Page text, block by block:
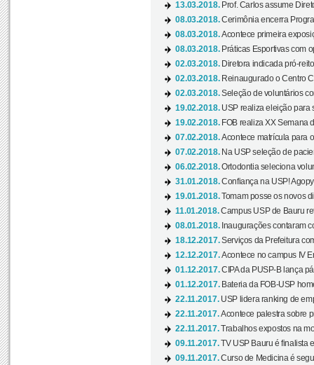
13.03.2018. Prof. Carlos assume
08.03.2018.Cerimônia encerra
08.03.2018.Acontece primeira
08.03.2018. Práticas Esportivas com
02.03.2018. Diretora indicada pró-
02.03.2018. Reinaugurado o Centro
02.03.2018.Seleção de voluntários
19.02.2018. USP realiza eleição para
19.02.2018. FOB realiza XX Semana
07.02.2018.Acontece matrícula para
07.02.2018. Na USP seleção de
06.02.2018.Ortodontia seleciona
31.01.2018.Confiança na USP!
19.01.2018.Tomam posse os novos
11.01.2018.Campus USP de Bauru
08.01.2018. Inaugurações contaram
18.12.2017.Serviços da Prefeitura
12.12.2017.Acontece no campus IV
01.12.2017.CIPA da PUSP-B lança
01.12.2017. Bateria da FOB-USP
22.11.2017. USP lidera ranking de
22.11.2017.Acontece palestra sobre
22.11.2017.Trabalhos expostos na
09.11.2017.TV USP Bauru é finalista
09.11.2017.Curso de Medicina é